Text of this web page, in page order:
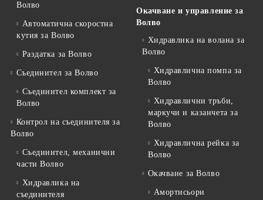
Волво
Автоматична скоростна
кутия за Волво
Раздатка за Волво
Съединител за Волво
Съединител комплект за
Волво
Контрол на съединителя за
Волво
Съединител, механични
части Волво
Хидравлика на
съединителя
Окачване и управление за
Волво
Хидравлика на волана за
Волво
Хидравлична помпа за
Волво
Хидравлични тръби,
маркучи и казанчета за
Волво
Хидравлична рейка за
Волво
Окачване за Волво
Амортисьори